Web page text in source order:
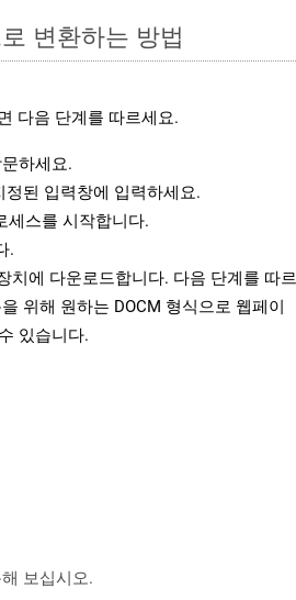
변환하는 방법
다음 단계를 따르세요.
하세요.
정된 입력창에 입력하세요.
세스를 시작합니다.
.
치에 다운로드합니다. 다음 단계를 따르
위해 원하는 DOCM 형식으로 웹페이
있습니다.
보십시오.